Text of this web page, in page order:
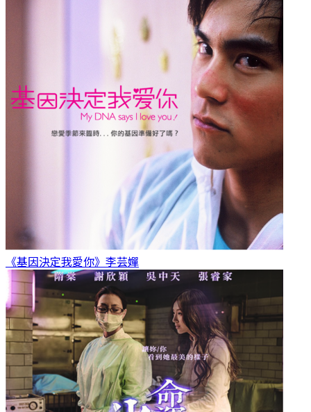
《基因決定我愛你》 李芸嬋